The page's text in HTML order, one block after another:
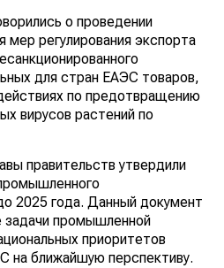
о проведении
мер регулирования экспорта
для стран ЕАЭС товаров,
по предотвращению
вирусов растений по
правительств утвердили
2025 года. Данный документ
задачи промышленной
приоритетов
на ближайшую перспективу.